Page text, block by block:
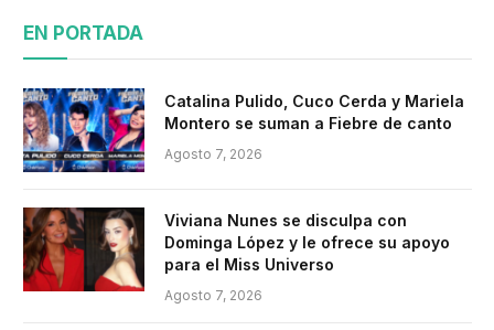
EN PORTADA
Catalina Pulido, Cuco Cerda y Mariela
Montero se suman a Fiebre de canto
Agosto 7, 2026
Viviana Nunes se disculpa con
Dominga López y le ofrece su apoyo
para el Miss Universo
Agosto 7, 2026